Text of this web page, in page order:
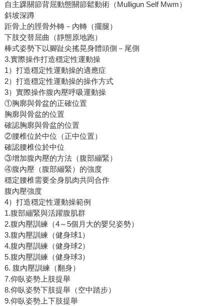
自主踝關節背屈動態關節鬆動術（Mulligun Self Mwm）
斜坡深蹲
距骨上的脛骨外轉－內轉（擺腿）
下肢交替屈曲（靜態原地跑）
棒式姿勢下以腳趾尖搖晃身體頭側－尾側
3.實際操作打造穩定性運動操
1）打造穩定性運動操的適應症
2）打造穩定性運動操的操作方式
3）實際操作腹內壓呼吸運動操
①胸廓與骨盆的正確位置
胸廓與骨盆的位置
確認胸廓與骨盆的位置
②腰椎位於中位（正中位置）
確認腰椎位於中位
③增加腹內壓的方法（腹部繃緊）
④腹內壓（腹部繃緊）的強度
穩定腰椎需要全身肌肉共同合作
腹內壓強度
4）打造穩定性運動操範例
1.腹部繃緊與活躍腹肌群
2.腹內壓訓練（4～5個月大的嬰兒姿勢）
3.腹內壓訓練（健身球1）
4.腹內壓訓練（健身球2）
5.腹內壓訓練（健身球3）
6. 腹內壓訓練（翻身）
7.仰臥姿勢上肢提舉
8.仰臥姿勢下肢提舉（空中踏步）
9.仰臥姿勢上下肢提舉